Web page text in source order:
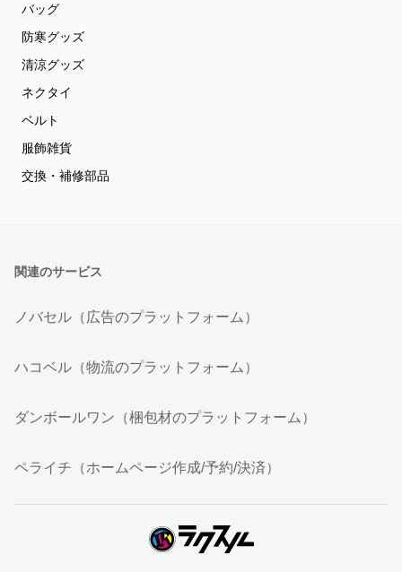
バッグ
防寒グッズ
清涼グッズ
ネクタイ
ベルト
服飾雑貨
交換・補修部品
関連のサービス
ノバセル（広告のプラットフォーム）
ハコベル（物流のプラットフォーム）
ダンボールワン（梱包材のプラットフォーム）
ペライチ（ホームページ作成/予約/決済）